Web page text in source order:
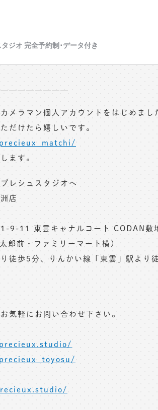
メラマン個人アカウントをはじめまし
だけたら嬉しいです。
ます。
レシュスタジオへ
店
11 東雲キャナルコート CODAN敷
郎前・ファミリーマート横)
徒歩5分、りんかい線「東雲」駅より
気軽にお問い合わせ下さい。